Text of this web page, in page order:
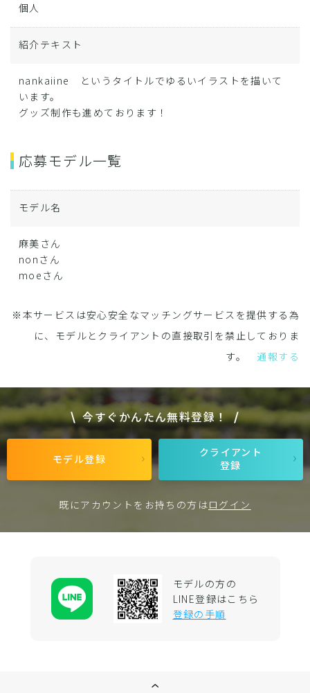
個人
紹介テキスト
nankaiine というタイトルでゆるいイラストを描いて
います。
グッズ制作も進めております！
応募モデル一覧
モデル名
麻美さん
nonさん
moeさん
※本サービスは安心安全なマッチングサービスを提供する為
に、モデルとクライアントの直接取引を禁止しておりま
す。通報する
今すぐかんたん無料登録！
モデル登録
クライアント
登録
既にアカウントをお持ちの方はログイン
モデルの方の
LINE登録はこちら
登録の手順